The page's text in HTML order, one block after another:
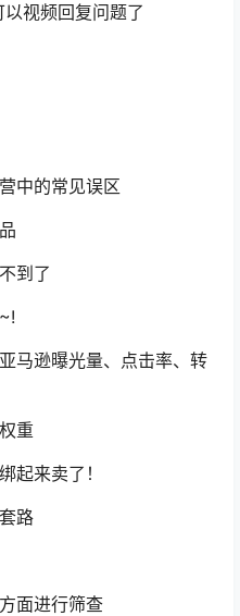
视频回复问题了
中的常见误区
到了
马逊曝光量、点击率、转
重
起来卖了！
路
面进行筛查